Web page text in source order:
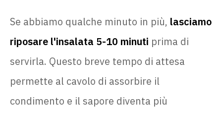
Se abbiamo qualche minuto in più, lasciamo
riposare l'insalata 5-10 minuti prima di
servirla. Questo breve tempo di attesa
permette al cavolo di assorbire il
condimento e il sapore diventa più